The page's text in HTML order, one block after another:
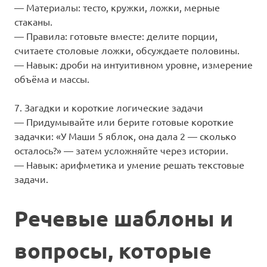
— Материалы: тесто, кружки, ложки, мерные
стаканы.
— Правила: готовьте вместе: делите порции,
считаете столовые ложки, обсуждаете половины.
— Навык: дроби на интуитивном уровне, измерение
объёма и массы.
7. Загадки и короткие логические задачи
— Придумывайте или берите готовые короткие
задачки: «У Маши 5 яблок, она дала 2 — сколько
осталось?» — затем усложняйте через истории.
— Навык: арифметика и умение решать текстовые
задачи.
Речевые шаблоны и
вопросы, которые